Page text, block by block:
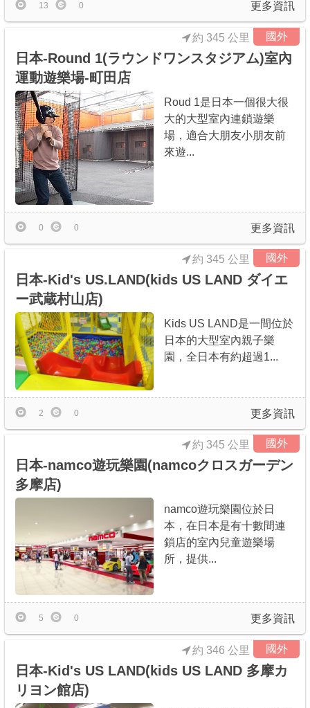
更多資訊
13 0
國外
日本-Round 1(ラウンドワンスタジアム)室內
運動遊樂場-町田店
約 345 公里
Roud 1是日本一個很大很
大的大型室內連鎖遊樂
場，適合大朋友小朋友前
來遊...
更多資訊
0 0
國外
日本-Kid's US.LAND(kids US LAND ダイエ
ー武蔵村山店)
約 345 公里
Kids US LAND是一間位於
日本的大型室內親子樂
園，全日本有約超過1...
更多資訊
2 0
國外
日本-namco遊玩樂園(namcoクロスガーデン
多摩店)
約 345 公里
namco遊玩樂園位於日
本，在日本是有十數間連
鎖店的室內兒童遊樂場
所，提供...
更多資訊
5 0
國外
日本-Kid's US LAND(kids US LAND 多摩カ
リヨン館店)
約 346 公里